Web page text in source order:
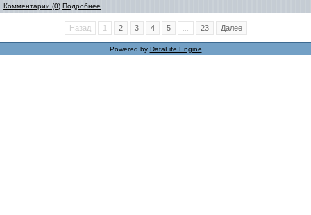
Комментарии (0) Подробнее
Назад 1 2 3 4 5 23 Далее
Powered by DataLife Engine